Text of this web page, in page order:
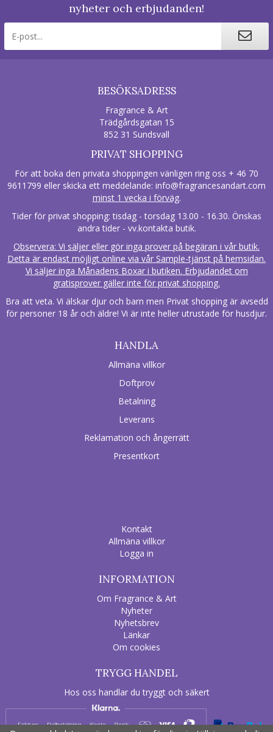
nyheter och erbjudanden!
BESÖKSADRESS
Fragrance & Art
Trädgårdsgatan 15
852 31 Sundsvall
PRIVAT SHOPPING
För att boka den privata shoppingen vänligen ring oss + 46 70
9611799 eller skicka ett meddelande: info@fragrancesandart.com
minst 1 vecka i förväg.
Tider för privat shopping: tisdag - torsdag 13.00 - 16.30. Önskas
andra tider - vv.kontakta butik.
Observera: Vi säljer eller gör inga prover på begäran i vår butik.
Detta är endast möjligt online via vår Sample-tjänst på hemsidan.
Vi säljer inga Månadens Boxar i butiken. Erbjudandet om
gratisprover gäller inte för privat shopping.
Bra att veta. Vi älskar djur och barn men Privat shopping är avsedd
för personer 18 år och äldre! Vi är inte heller utrustade för husdjur.
HANDLA
Allmäna villkor
Doftprov
Betalning
Leverans
Reklamation och ångerrätt
Presentkort
Kontakt
Allmäna villkor
Logga in
INFORMATION
Om Fragrance & Art
Nyheter
Nyhetsbrev
Länkar
Om cookies
TRYGG HANDEL
Hos oss handlar du tryggt och säkert